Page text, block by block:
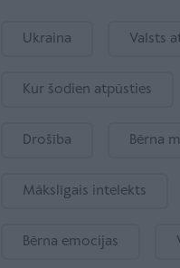
Ukraina Valsts
Kur šodien atpūsties
Drošība Bērna
Mākslīgais intelekts
Bērna emocijas